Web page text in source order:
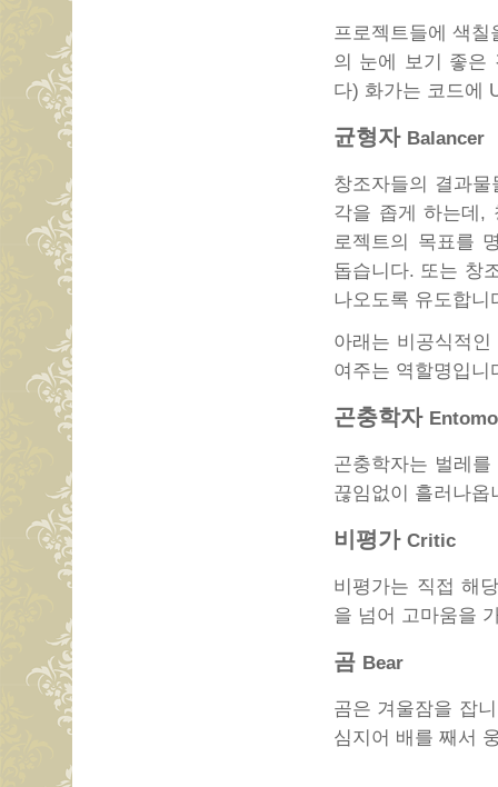
프로젝트들에 색
의 눈에 보기 좋은
다) 화가는 코드에
균형자 Balancer
창조자들의 결과
각을 좁게 하는데,
로젝트의 목표를
돕습니다. 또는 창
나오도록 유도합니
아래는 비공식적
여주는 역할명입니
곤충학자
곤충학자는 벌레
끊임없이 흘러나옵
비평가 Critic
비평가는 직접 해
을 넘어 고마움을
곰 Bear
곰은 겨울잠을 잡
심지어 배를 째서